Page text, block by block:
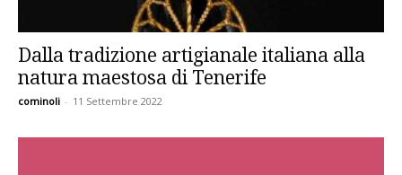
Dalla tradizione artigianale italiana alla
natura maestosa di Tenerife
cominoli - 11 Settembre 2022